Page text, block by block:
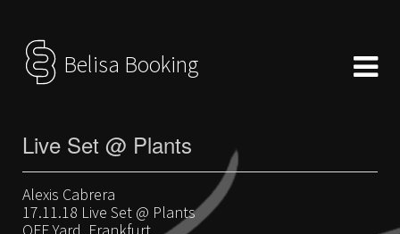
Belisa Booking
Live Set @ Plants
Alexis Cabrera
17.11.18 Live Set @ Plants